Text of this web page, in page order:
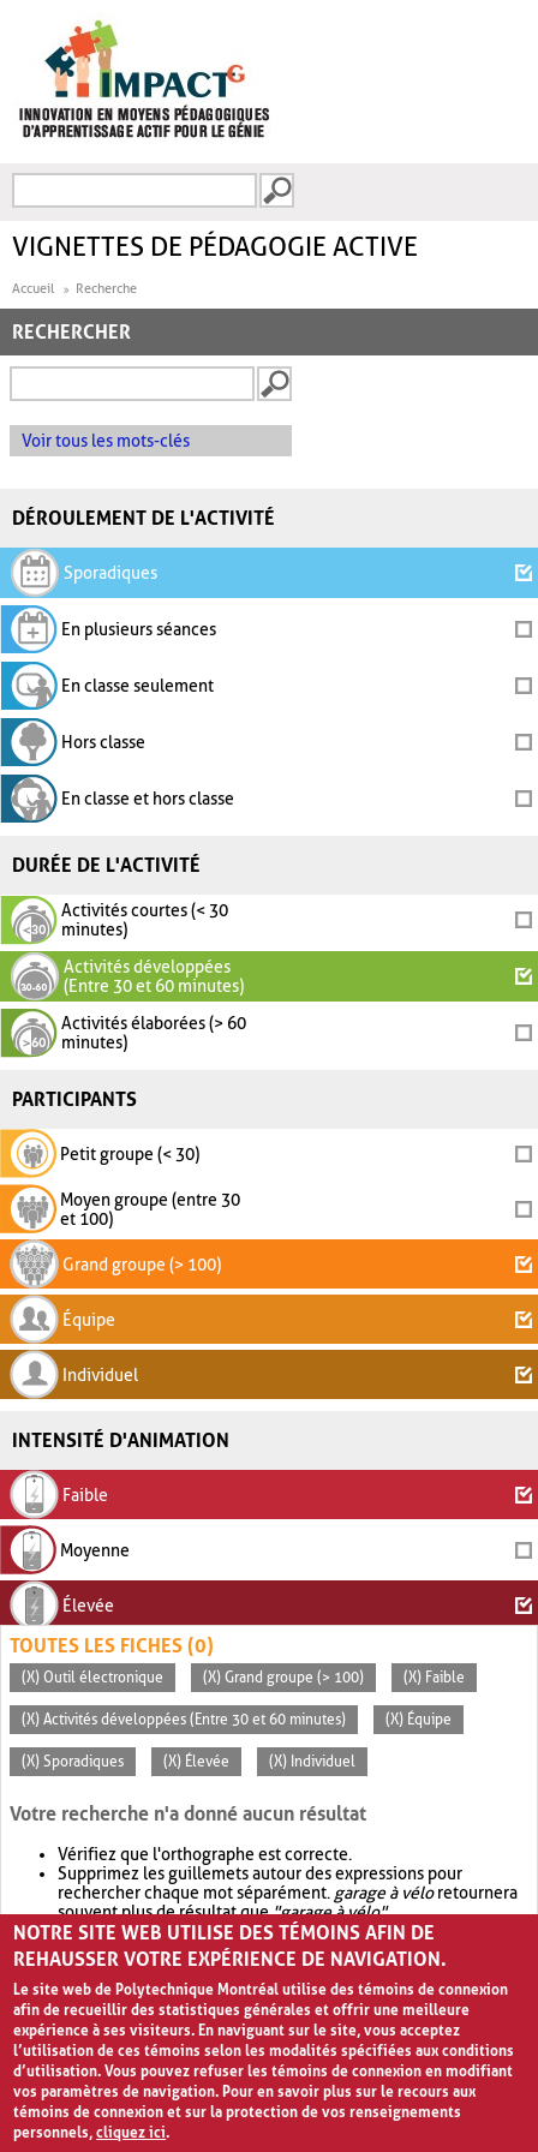
FORMULAIRE DE
VIGNETTES DE PÉDAGOGIE ACTIVE
Accueil Recherche
RECHERCHER
Voir tous les mots-clés
DÉROULEMENT DE L'ACTIVITÉ
Sporadiques
En plusieurs séances
En classe seulement
Hors classe
En classe et hors classe
DURÉE DE L'ACTIVITÉ
Activités courtes (< 30
minutes)
Activités développées
(Entre 30 et 60 minutes)
Activités élaborées (> 60
minutes)
PARTICIPANTS
Petit groupe (< 30)
Moyen groupe (entre 30
et 100)
Grand groupe (> 100)
Équipe
Individuel
INTENSITÉ D'ANIMATION
Faible
Moyenne
Élevée
TOUTES LES FICHES (0)
(X) Outil électronique (X) Grand groupe (> 100) (X) Faible
(X) Activités développées (Entre 30 et 60 minutes) (X) Équipe
(X) Sporadiques (X) Élevée (X) Individuel
Votre recherche n'a donné aucun résultat
Vérifiez que l'orthographe est correcte.
Supprimez les guillemets autour des expressions pour
rechercher chaque mot séparément. garage à véloretournera
souvent plus de résultat que"garage à vélo".
Envisagez d'élargir votre recherche avec OR.garage OR vélo
retournera souvent plus de résultat quegarage à vélo
NOTRE SITE WEB UTILISE DES TÉMOINS AFIN DE
REHAUSSER VOTRE EXPÉRIENCE DE NAVIGATION.
Le site web de Polytechnique Montréal utilise des témoins de connexion
afin de recueillir des statistiques générales et offrir une meilleure
expérience à ses visiteurs. En naviguant sur le site, vous acceptez
l’utilisation de ces témoins selon les modalités spécifiées aux conditions
d’utilisation. Vous pouvez refuser les témoins de connexion en modifiant
vos paramètres de navigation. Pour en savoir plus sur le recours aux
témoins de connexion et sur la protection de vos renseignements
personnels,cliquez ici.